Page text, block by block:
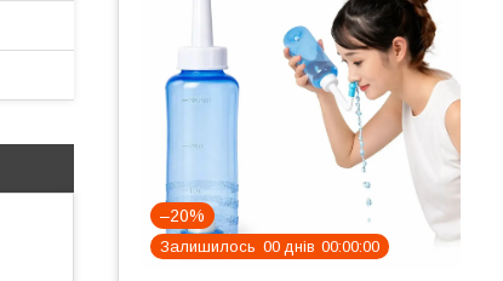
–20%
Залишилось 00 днів 00 00 00